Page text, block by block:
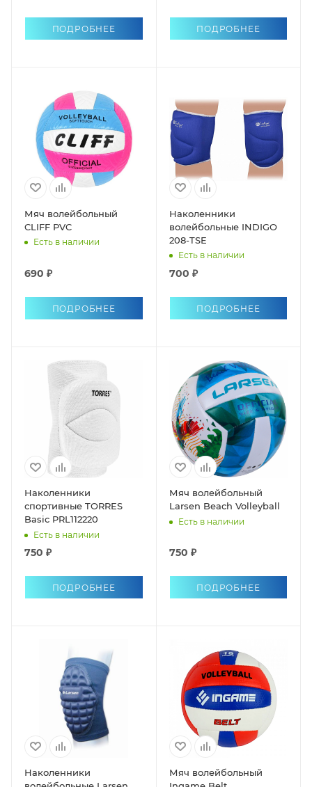
ПОДРОБНЕЕ ПОДРОБНЕЕ
Мяч волейбольный
CLIFF PVC
Есть в наличии
690 ₽
ПОДРОБНЕЕ
Наколенники
волейбольные INDIGO
208-TSE
Есть в наличии
700 ₽
ПОДРОБНЕЕ
Наколенники
спортивные TORRES
Basic PRL112220
Есть в наличии
750 ₽
ПОДРОБНЕЕ
Мяч волейбольный
Larsen Beach Volleyball
Есть в наличии
750 ₽
ПОДРОБНЕЕ
Наколенники
Мяч волейбольный